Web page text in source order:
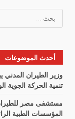
عن:
أحدث الموضوعات
وزير الطيران
تنمية الحركة الجوية
المؤسسات الطبية